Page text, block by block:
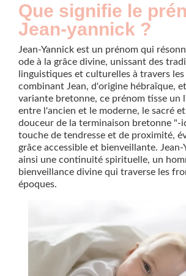
Que signifie le
Jean-yannick ?
Jean-Yannick est un prénom qui
ode à la grâce divine, unissant des
linguistiques et culturelles à travers les
combinant Jean, d'origine hébraïque,
variante bretonne, ce prénom tisse un
entre l'ancien et le moderne, le sacré
douceur de la terminaison bretonne "-
touche de tendresse et de proximité,
grâce accessible et bienveillante.
ainsi une continuité spirituelle, un
bienveillance divine qui traverse les
époques.